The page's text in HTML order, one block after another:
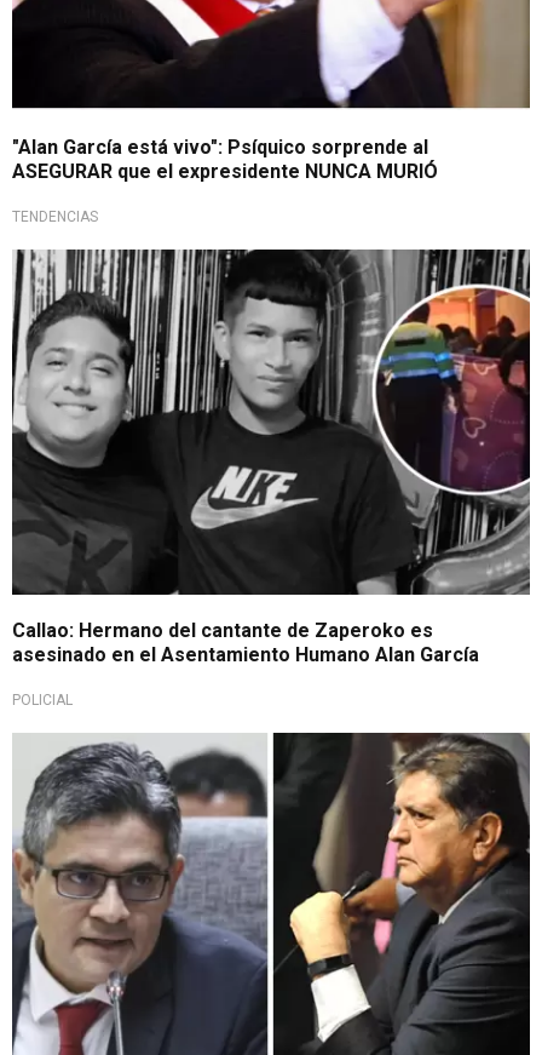
"Alan García está vivo": Psíquico sorprende al
ASEGURAR que el expresidente NUNCA MURIÓ
TENDENCIAS
Una víctima más
Callao: Hermano del cantante de Zaperoko es
asesinado en el Asentamiento Humano Alan García
POLICIAL
Información yace en carpeta de Pérez